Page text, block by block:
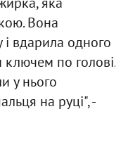
Вона
і вдарила одного
по голові.
у нього
на руці", -